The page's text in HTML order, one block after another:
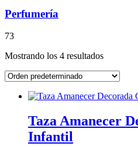
Perfumería
73
Mostrando los 4 resultados
Taza Amanecer
Infantil